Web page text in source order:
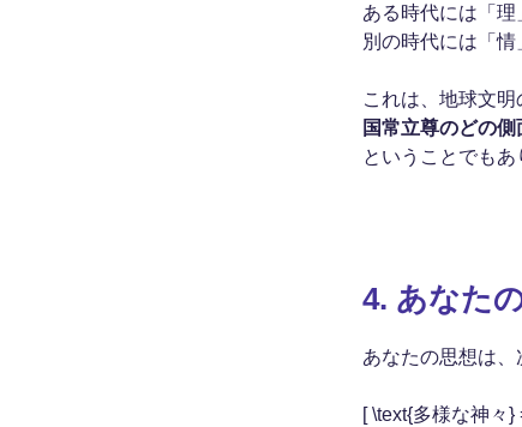
ある時代には「理
別の時代には「情
これは、地球文
国常立尊のどの
ということでもあ
4. あなた
あなたの思想は、
[ \text{多様な神々